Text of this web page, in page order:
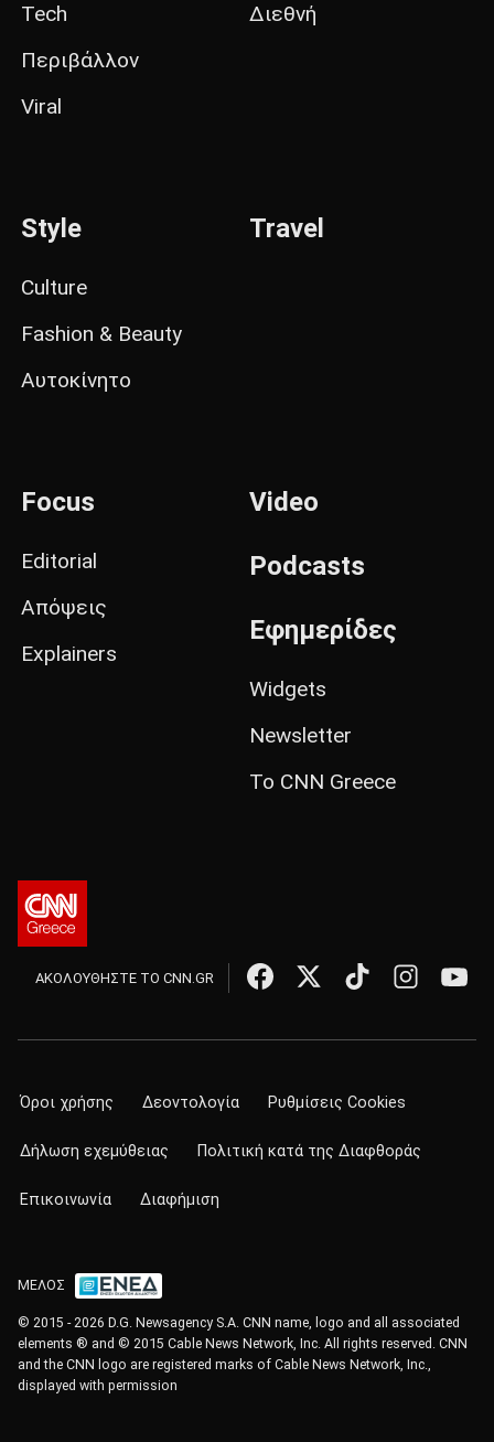
Tech
Περιβάλλον
Viral
Διεθνή
Style
Culture
Fashion & Beauty
Αυτοκίνητο
Travel
Focus
Editorial
Απόψεις
Explainers
Video
Podcasts
Εφημερίδες
Widgets
Newsletter
Το CNN Greece
ΑΚΟΛΟΥΘΗΣΤΕ ΤΟ CNN.GR
Όροι χρήσης Δεοντολογία Ρυθμίσεις Cookies
Δήλωση εχεμύθειας Πολιτική κατά της Διαφθοράς
Επικοινωνία Διαφήμιση
ΜΕΛΟΣ
© 2015 - 2026 D.G. Newsagency S.A. CNN name, logo and all associated
elements ® and © 2015 Cable News Network, Inc. All rights reserved. CNN
and the CNN logo are registered marks of Cable News Network, Inc.,
displayed with permission